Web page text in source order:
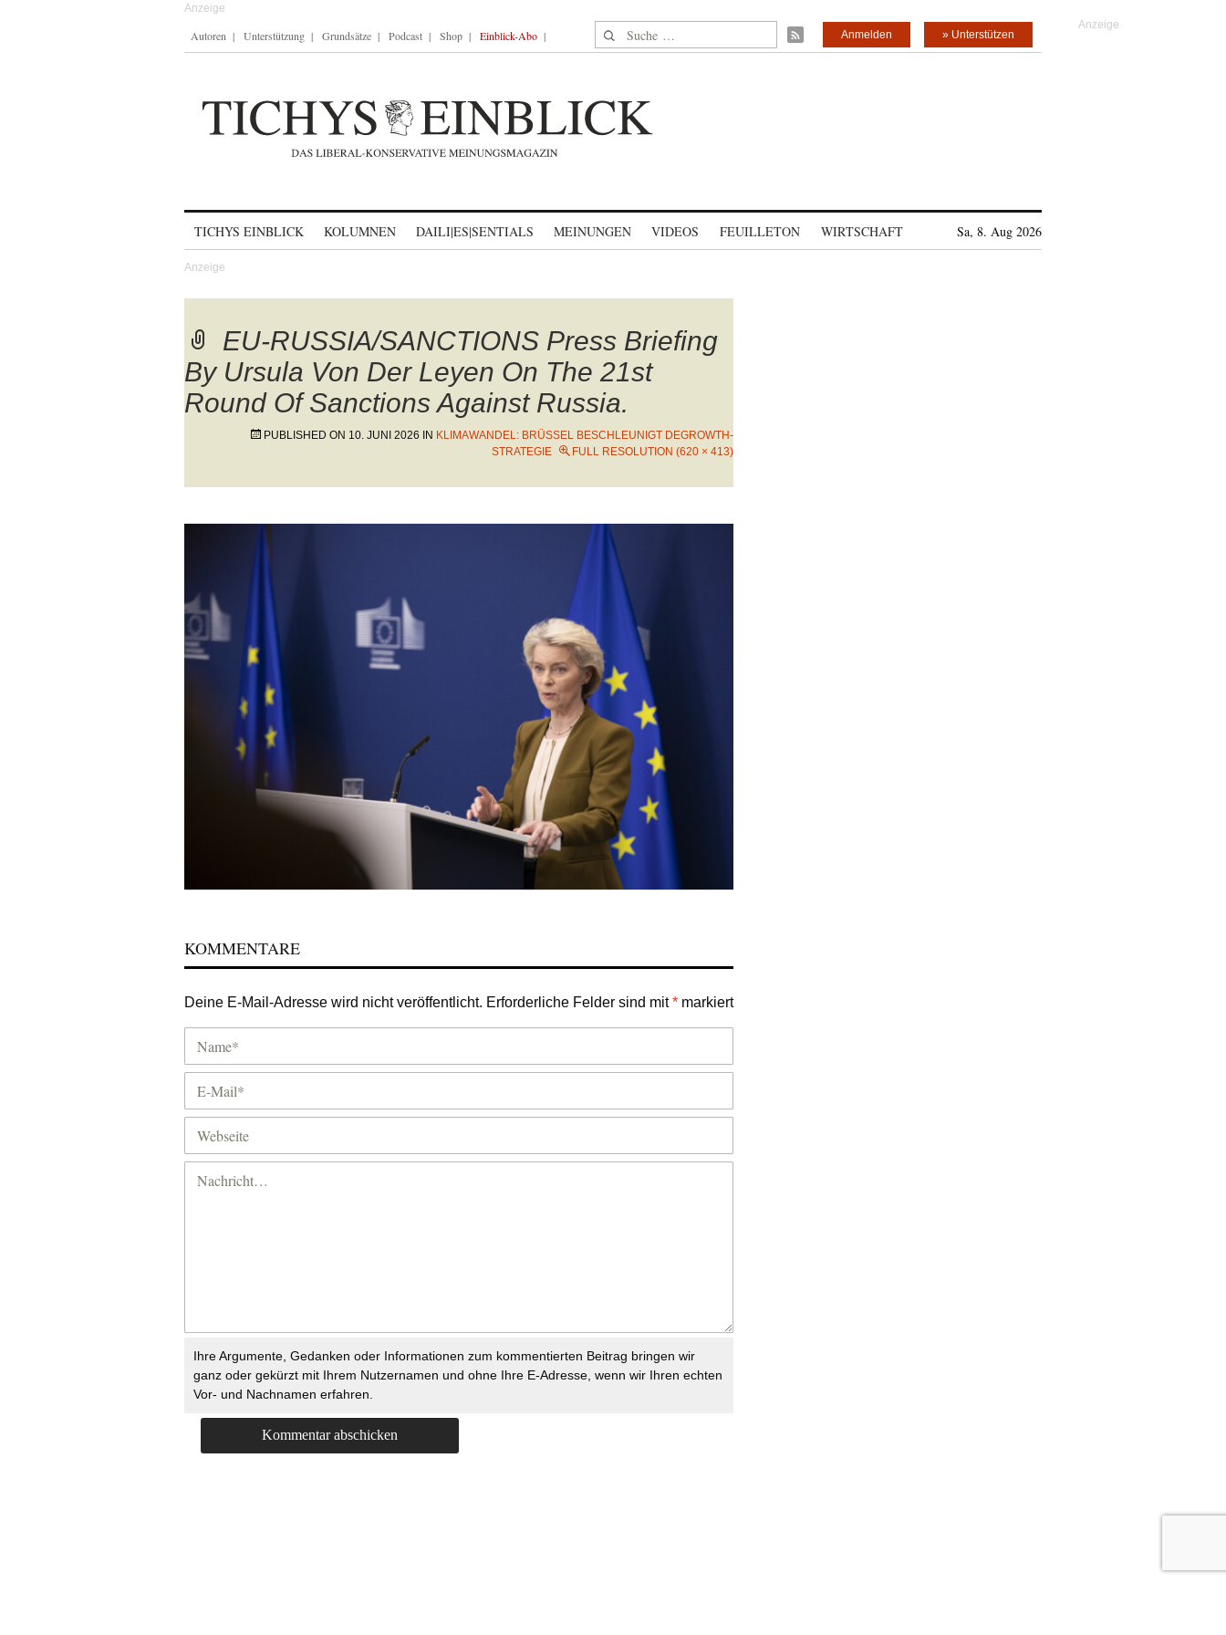
Autoren Unterstützung Grundsätze Podcast Shop Einblick-Abo Suche nach: » Unterstützen
Anmelden
TICHYS EINBLICK KOLUMNEN DAILI|ES|SENTIALS MEINUNGEN VIDEOS FEUILLETON WIRTSCHAFT Sa, 8. Aug 2026
EU-RUSSIA/SANCTIONS Press Briefing
By Ursula Von Der Leyen On The 21st
Round Of Sanctions Against Russia.
PUBLISHED ON 10. JUNI 2026 IN KLIMAWANDEL: BRÜSSEL BESCHLEUNIGT DEGROWTH-
STRATEGIE
FULL RESOLUTION (620 × 413)
KOMMENTARE
Deine E-Mail-Adresse wird nicht veröffentlicht. Erforderliche Felder sind mit* markiert
Ihre Argumente, Gedanken oder Informationen zum kommentierten Beitrag bringen wir
ganz oder gekürzt mit Ihrem Nutzernamen und ohne Ihre E-Adresse, wenn wir Ihren echten
Vor- und Nachnamen erfahren.